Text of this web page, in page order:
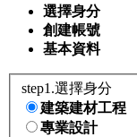
選擇身分
創建帳號
基本資料
step1.選擇身分
建築建材工程
專業設計